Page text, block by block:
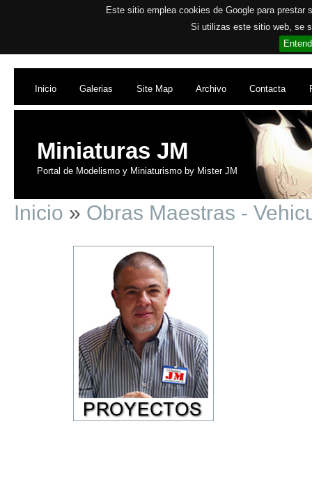
Este sitio emplea cookies de Google para
Si utilizas este sitio web, se
Inicio Galerias Site Map Archivo Contacta
Miniaturas JM
Portal de Modelismo y Miniaturismo by Mister JM
Inicio » Obras Maestras -